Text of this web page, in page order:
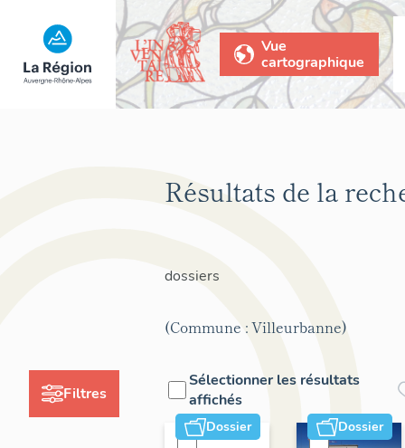
Vue
cartographique
Filtres
Résultats de la
dossiers
(Commune : Villeurbanne)
Sélectionner les résultats
affichés
Dossier Dossier